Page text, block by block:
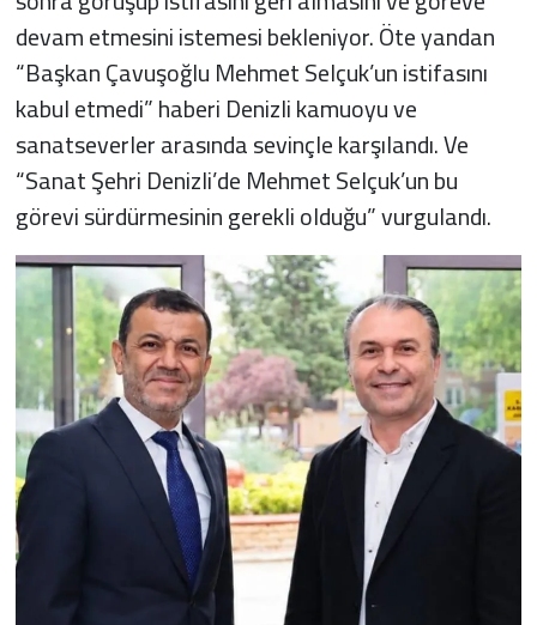
devam etmesini istemesi bekleniyor. Öte yandan
“Başkan Çavuşoğlu Mehmet Selçuk’un istifasını
kabul etmedi” haberi Denizli kamuoyu ve
sanatseverler arasında sevinçle karşılandı. Ve
“Sanat Şehri Denizli’de Mehmet Selçuk’un bu
görevi sürdürmesinin gerekli olduğu” vurgulandı.